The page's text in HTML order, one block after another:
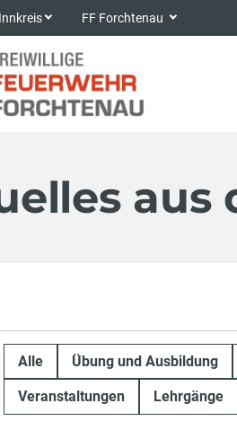
FF Forchtenau
aus
Alle Übung und Ausbildung
Veranstaltungen Lehrgänge